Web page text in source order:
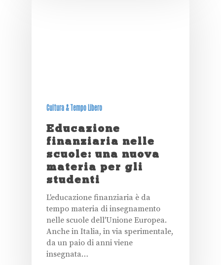
Cultura & Tempo Libero
Educazione
finanziaria nelle
scuole: una nuova
materia per gli
studenti
L'educazione finanziaria è da
tempo materia di insegnamento
nelle scuole dell'Unione Europea.
Anche in Italia, in via sperimentale,
da un paio di anni viene
insegnata…